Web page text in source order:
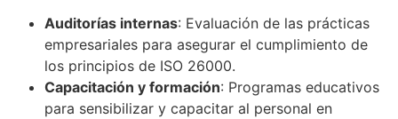
Auditorías internas: Evaluación de las prácticas
empresariales para asegurar el cumplimiento de
los principios de ISO 26000.
Capacitación y formación: Programas educativos
para sensibilizar y capacitar al personal en